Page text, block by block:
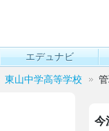
エデュナビ
東山中学高等学校
今